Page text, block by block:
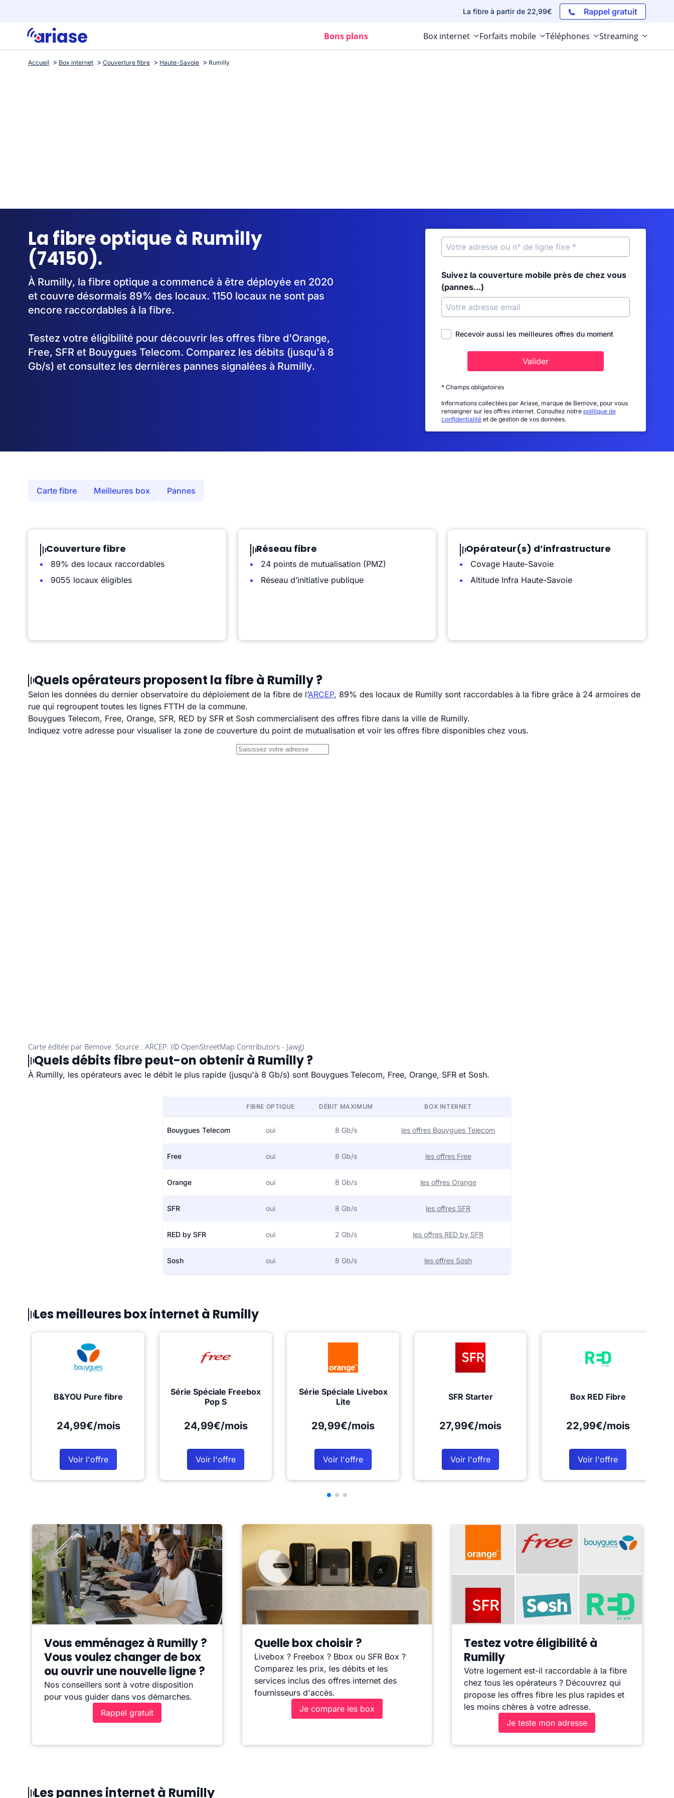
La fibre à partir de 22,99€ Rappel gratuit
Bons plans Box internet Forfaits mobile Téléphones Streaming
Accueil Box internet Couverture fibre Haute-Savoie Rumilly
La fibre optique à Rumilly
(74150).
À Rumilly, la fibre optique a commencé à être déployée en 2020
et couvre désormais 89% des locaux. 1150 locaux ne sont pas
encore raccordables à la fibre.
Testez votre éligibilité pour découvrir les offres fibre d'Orange,
Free, SFR et Bouygues Telecom. Comparez les débits (jusqu'à 8
Gb/s) et consultez les dernières pannes signalées à Rumilly.
Suivez la couverture mobile près de chez vous
(pannes...)
Recevoir aussi les meilleures offres du moment
Valider
* Champs obligatoires
Informations collectées par Ariase, marque de Bemove, pour vous
renseigner sur les offres internet. Consultez notre politique de
confidentialité et de gestion de vos données.
Carte fibre Meilleures box Pannes
Couverture fibre
89% des locaux raccordables
9055 locaux éligibles
Réseau fibre
24 points de mutualisation (PMZ)
Réseau d’initiative publique
Opérateur(s) d’infrastructure
Covage Haute-Savoie
Altitude Infra Haute-Savoie
Quels opérateurs proposent la fibre à Rumilly ?
Selon les données du dernier observatoire du déploiement de la fibre de l’ARCEP, 89% des locaux de Rumilly sont raccordables à la fibre grâce à 24 armoires de
rue qui regroupent toutes les lignes FTTH de la commune.
Bouygues Telecom, Free, Orange, SFR, RED by SFR et Sosh commercialisent des offres fibre dans la ville de Rumilly.
Indiquez votre adresse pour visualiser la zone de couverture du point de mutualisation et voir les offres fibre disponibles chez vous.
Quels débits fibre peut-on obtenir à Rumilly ?
À Rumilly, les opérateurs avec le débit le plus rapide (jusqu'à 8 Gb/s) sont Bouygues Telecom, Free, Orange, SFR et Sosh.
FIBRE OPTIQUE DÉBIT MAXIMUM BOX INTERNET
Bouygues Telecom oui 8 Gb/s les offres Bouygues Telecom
Free oui 8 Gb/s les offres Free
Orange oui 8 Gb/s les offres Orange
SFR oui 8 Gb/s les offres SFR
RED by SFR oui 2 Gb/s les offres RED by SFR
Sosh oui 8 Gb/s les offres Sosh
Les meilleures box internet à Rumilly
B&YOU Pure fibre
24,99€/mois
Voir l'offre
Série Spéciale Freebox
Pop S
24,99€/mois
Voir l'offre
Série Spéciale Livebox
Lite
29,99€/mois
Voir l'offre
SFR Starter
27,99€/mois
Voir l'offre
Box RED Fibre
22,99€/mois
Voir l'offre
Vous emménagez à Rumilly ?
Vous voulez changer de box
ou ouvrir une nouvelle ligne ?
Nos conseillers sont à votre disposition
pour vous guider dans vos démarches.
Rappel gratuit
Quelle box choisir ?
Livebox ? Freebox ? Bbox ou SFR Box ?
Comparez les prix, les débits et les
services inclus des offres internet des
fournisseurs d'accès.
Je compare les box
Testez votre éligibilité à
Rumilly
Votre logement est-il raccordable à la fibre
chez tous les opérateurs ? Découvrez qui
propose les offres fibre les plus rapides et
les moins chères à votre adresse.
Je teste mon adresse
Les pannes internet à Rumilly